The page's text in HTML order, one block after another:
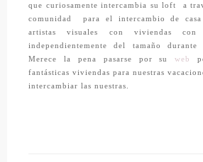
que curiosamente intercambia su loft a
comunidad para el intercambio de casa
artistas visuales con viviendas con
independientemente del tamaño durante
Merece la pena pasarse por suweb
fantásticas viviendas para nuestras
intercambiar las nuestras.